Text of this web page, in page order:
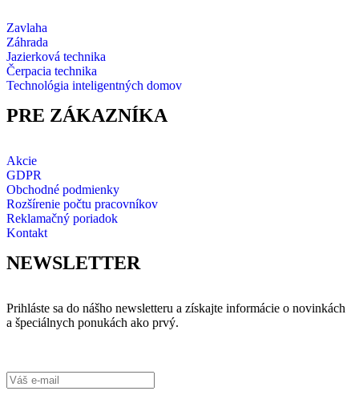
Zavlaha
Záhrada
Jazierková technika
Čerpacia technika
Technológia inteligentných domov
PRE ZÁKAZNÍKA
Akcie
GDPR
Obchodné podmienky
Rozšírenie počtu pracovníkov
Reklamačný poriadok
Kontakt
NEWSLETTER
Prihláste sa do nášho newsletteru a získajte informácie o novinkách
a špeciálnych ponukách ako prvý.